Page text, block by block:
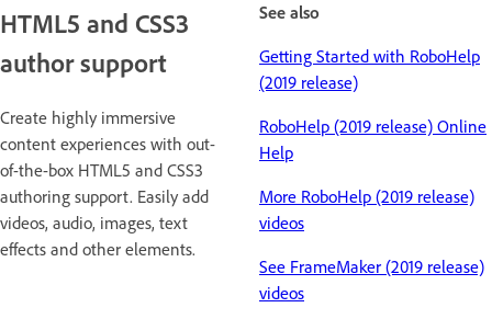
HTML5 and CSS3
author support
Create highly immersive
content experiences with out-
of-the-box HTML5 and CSS3
authoring support. Easily add
videos, audio, images, text
effects and other elements.
See also
Getting Started with RoboHelp
(2019 release)
RoboHelp (2019 release) Online
Help
More RoboHelp (2019 release)
videos
See FrameMaker (2019 release)
videos